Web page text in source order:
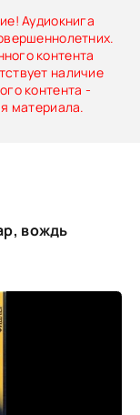
Аудиокнига
контента
наличие
контента -
материала.
вождь